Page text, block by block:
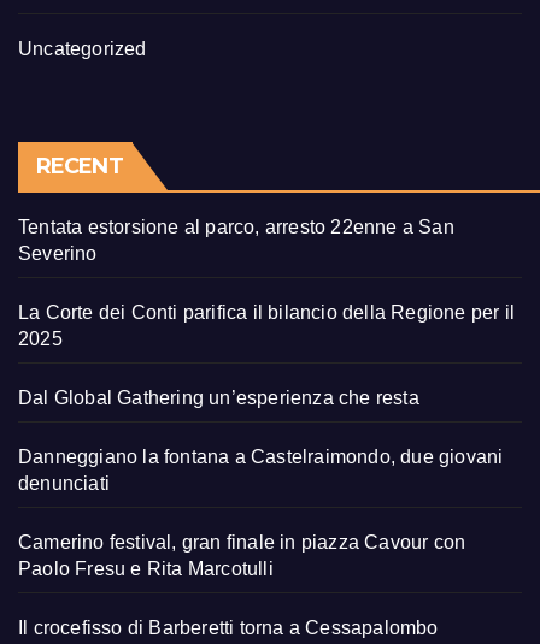
Uncategorized
RECENT
Tentata estorsione al parco, arresto 22enne a San
Severino
La Corte dei Conti parifica il bilancio della Regione per il
2025
Dal Global Gathering un’esperienza che resta
Danneggiano la fontana a Castelraimondo, due giovani
denunciati
Camerino festival, gran finale in piazza Cavour con
Paolo Fresu e Rita Marcotulli
Il crocefisso di Barberetti torna a Cessapalombo